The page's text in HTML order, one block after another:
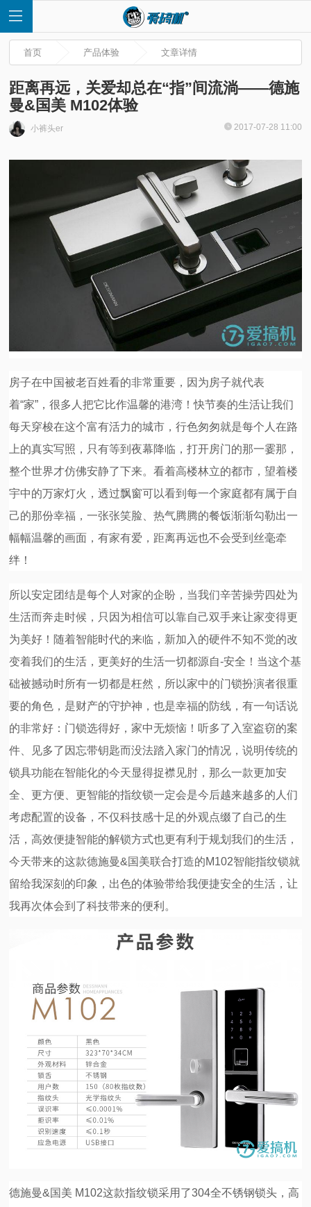
首
页
科
体
专
首页 产品体验 文章详情
距离再远，关爱却总在“指”间流淌——德施
曼&国美 M102体验
小裤头er 2017-07-28 11:00
房子在中国被老百姓看的非常重要，因为房子就代表
着“家”，很多人把它比作温馨的港湾！快节奏的生活让我们
每天穿梭在这个富有活力的城市，行色匆匆就是每个人在路
上的真实写照，只有等到夜幕降临，打开房门的那一霎那，
整个世界才仿佛安静了下来。看着高楼林立的都市，望着楼
宇中的万家灯火，透过飘窗可以看到每一个家庭都有属于自
己的那份幸福，一张张笑脸、热气腾腾的餐饭渐渐勾勒出一
幅幅温馨的画面，有家有爱，距离再远也不会受到丝毫牵
绊！
所以安定团结是每个人对家的企盼，当我们辛苦操劳四处为
生活而奔走时候，只因为相信可以靠自己双手来让家变得更
为美好！随着智能时代的来临，新加入的硬件不知不觉的改
变着我们的生活，更美好的生活一切都源自-安全！当这个基
础被撼动时所有一切都是枉然，所以家中的门锁扮演者很重
要的角色，是财产的守护神，也是幸福的防线，有一句话说
的非常好：门锁选得好，家中无烦恼！听多了入室盗窃的案
件、见多了因忘带钥匙而没法踏入家门的情况，说明传统的
锁具功能在智能化的今天显得捉襟见肘，那么一款更加安
全、更方便、更智能的指纹锁一定会是今后越来越多的人们
考虑配置的设备，不仅科技感十足的外观点缀了自己的生
活，高效便捷智能的解锁方式也更有利于规划我们的生活，
今天带来的这款德施曼&国美联合打造的M102智能指纹锁就
留给我深刻的印象，出色的体验带给我便捷安全的生活，让
我再次体会到了科技带来的便利。
德施曼&国美 M102这款指纹锁采用了304全不锈钢锁头，高